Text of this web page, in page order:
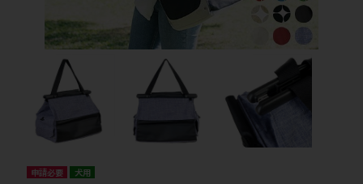
申請必要 犬用